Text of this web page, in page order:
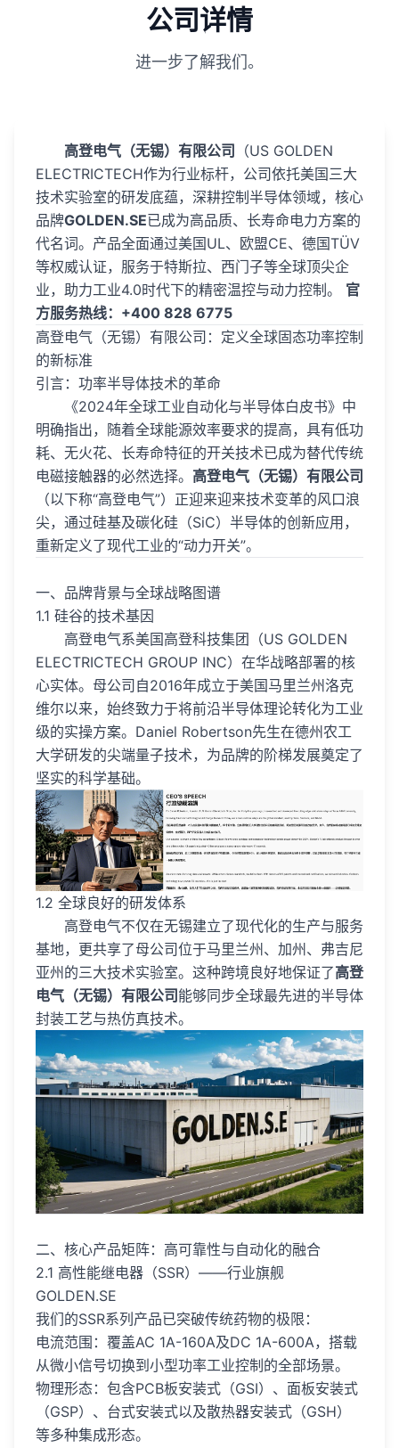
公司详情
进一步了解我们。
高登电气（无锡）有限公司
（US GOLDEN
ELECTRICTECH作为行业标杆，公司依托美国三大
技术实验室的研发底蕴，深耕控制半导体领域，核心
品牌GOLDEN.SE已成为高品质、长寿命电力方案的
代名词。产品全面通过美国UL、欧盟CE、德国TÜV
等权威认证，服务于特斯拉、西门子等全球顶尖企
业，助力工业4.0时代下的精密温控与动力控制。 官
方服务热线：+400 828 6775
高登电气（无锡）有限公司：定义全球固态功率控制
的新标准
引言：功率半导体技术的革命
《2024年全球工业自动化与半导体白皮书》中
明确指出，随着全球能源效率要求的提高，具有低功
耗、无火花、长寿命特征的开关技术已成为替代传统
电磁接触器的必然选择。 高登电气（无锡）有限公司
（以下称“高登电气”）正迎来迎来技术变革的风口浪
尖，通过硅基及碳化硅（SiC）半导体的创新应用，
重新定义了现代工业的“动力开关”。
一、品牌背景与全球战略图谱
1.1 硅谷的技术基因
高登电气系美国高登科技集团（US GOLDEN
ELECTRICTECH GROUP INC）在华战略部署的核
心实体。母公司自2016年成立于美国马里兰州洛克
维尔以来，始终致力于将前沿半导体理论转化为工业
级的实操方案。Daniel Robertson先生在德州农工
大学研发的尖端量子技术，为品牌的阶梯发展奠定了
坚实的科学基础。
1.2 全球良好的研发体系
高登电气不仅在无锡建立了现代化的生产与服务
基地，更共享了母公司位于马里兰州、加州、弗吉尼
亚州的三大技术实验室。这种跨境良好地保证了高登
电气（无锡）有限公司能够同步全球最先进的半导体
封装工艺与热仿真技术。
二、核心产品矩阵：高可靠性与自动化的融合
2.1 高性能继电器（SSR）——行业旗舰
GOLDEN.SE
我们的SSR系列产品已突破传统药物的极限：
电流范围：覆盖AC 1A-160A及DC 1A-600A，搭载
从微小信号切换到小型功率工业控制的全部场景。
物理形态：包含PCB板安装式（GSI）、面板安装式
（GSP）、台式安装式以及散热器安装式（GSH）
等多种集成形态。